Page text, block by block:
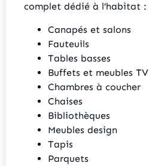
complet dédié à l’habitat :
Canapés et salons
Fauteuils
Tables basses
Buffets et meubles TV
Chambres à coucher
Chaises
Bibliothèques
Meubles design
Tapis
Parquets